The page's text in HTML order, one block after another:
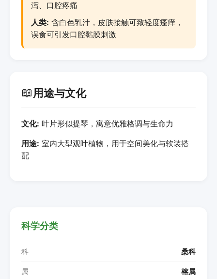
泻、口腔疼痛
人类: 含白色乳汁，皮肤接触可致轻度瘙痒，
误食可引发口腔黏膜刺激
📖用途与文化
文化: 叶片形似提琴，寓意优雅格调与生命力
用途: 室内大型观叶植物，用于空间美化与软装搭
配
科学分类
科 桑科
属 榕属